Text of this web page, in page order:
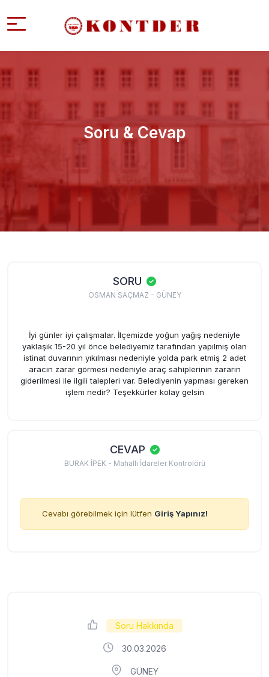
Soru & Cevap
SORU
OSMAN SAÇMAZ - GÜNEY
İyi günler iyi çalışmalar. İlçemizde yoğun yağış nedeniyle
yaklaşık 15-20 yıl önce belediyemiz tarafından yapılmış olan
istinat duvarının yıkılması nedeniyle yolda park etmiş 2 adet
aracın zarar görmesi nedeniyle araç sahiplerinin zararın
giderilmesi ile ilgili talepleri var. Belediyenin yapması gereken
işlem nedir? Teşekkürler kolay gelsin
CEVAP
BURAK İPEK - Mahalli İdareler Kontrolörü
Cevabı görebilmek için lütfen Giriş Yapınız!
Soru Hakkında
30.03.2026
GÜNEY